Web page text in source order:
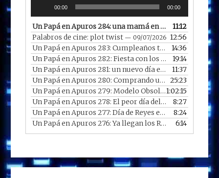
audio
00:00 00:00
Un Papá en Apuros 284: una mamá en apuros con una familia más que especial
11:12
Palabros de cine: plot twist — 09/07/2026 12:56
Un Papá en Apuros 283: Cumpleaños trimestral en 2026
14:36
Un Papá en Apuros 282: Fiesta con los chicos en casa
—
19:14
Un Papá en Apuros 281: un nuevo día en un nuevo año
11:37
Un Papá en Apuros 280: Comprando un portátil reacondicionado
25:23
Un Papá en Apuros 279: Modelo Obsoleto con Diego
—
1:02:15
Un Papá en Apuros 278: El peor día del año
— 07/01/2026
8:27
Un Papá en Apuros 277: Día de Reyes en 2026
— 06/01/
8:24
Un Papá en Apuros 276: Ya llegan los Reyes
— 05/01/2026
6:14